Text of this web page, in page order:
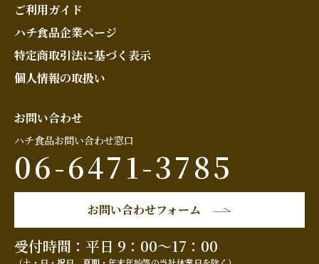
ご利用ガイド
ハチ食品企業ページ
特定商取引法に基づく表示
個人情報の取扱い
お問い合わせ
ハチ食品お問い合わせ窓口
06-6471-3785
お問い合わせフォーム
受付時間：平日 9：00～17：00